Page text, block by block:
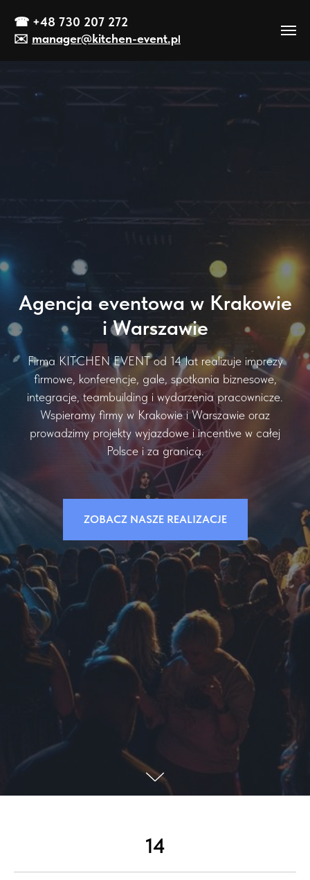
☎ +48 730 207 272
✉️ manager@kitchen-event.pl
Agencja eventowa w Krakowie
i Warszawie
Firma KITCHEN EVENT od 14 lat realizuje imprezy
firmowe, konferencje, gale, spotkania biznesowe,
integracje, teambuilding i wydarzenia pracownicze.
Wspieramy firmy w Krakowie i Warszawie oraz
prowadzimy projekty wyjazdowe i incentive w całej
Polsce i za granicą.
ZOBACZ NASZE REALIZACJE
14